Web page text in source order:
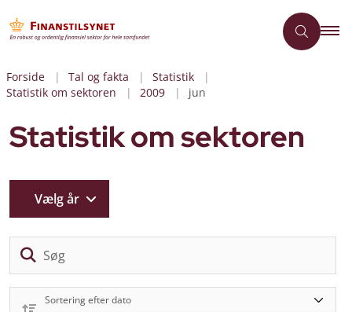
Forside Tal og fakta
Statistik
Statistik om sektoren
2009 jun
Statistik om sektoren
Vælg år